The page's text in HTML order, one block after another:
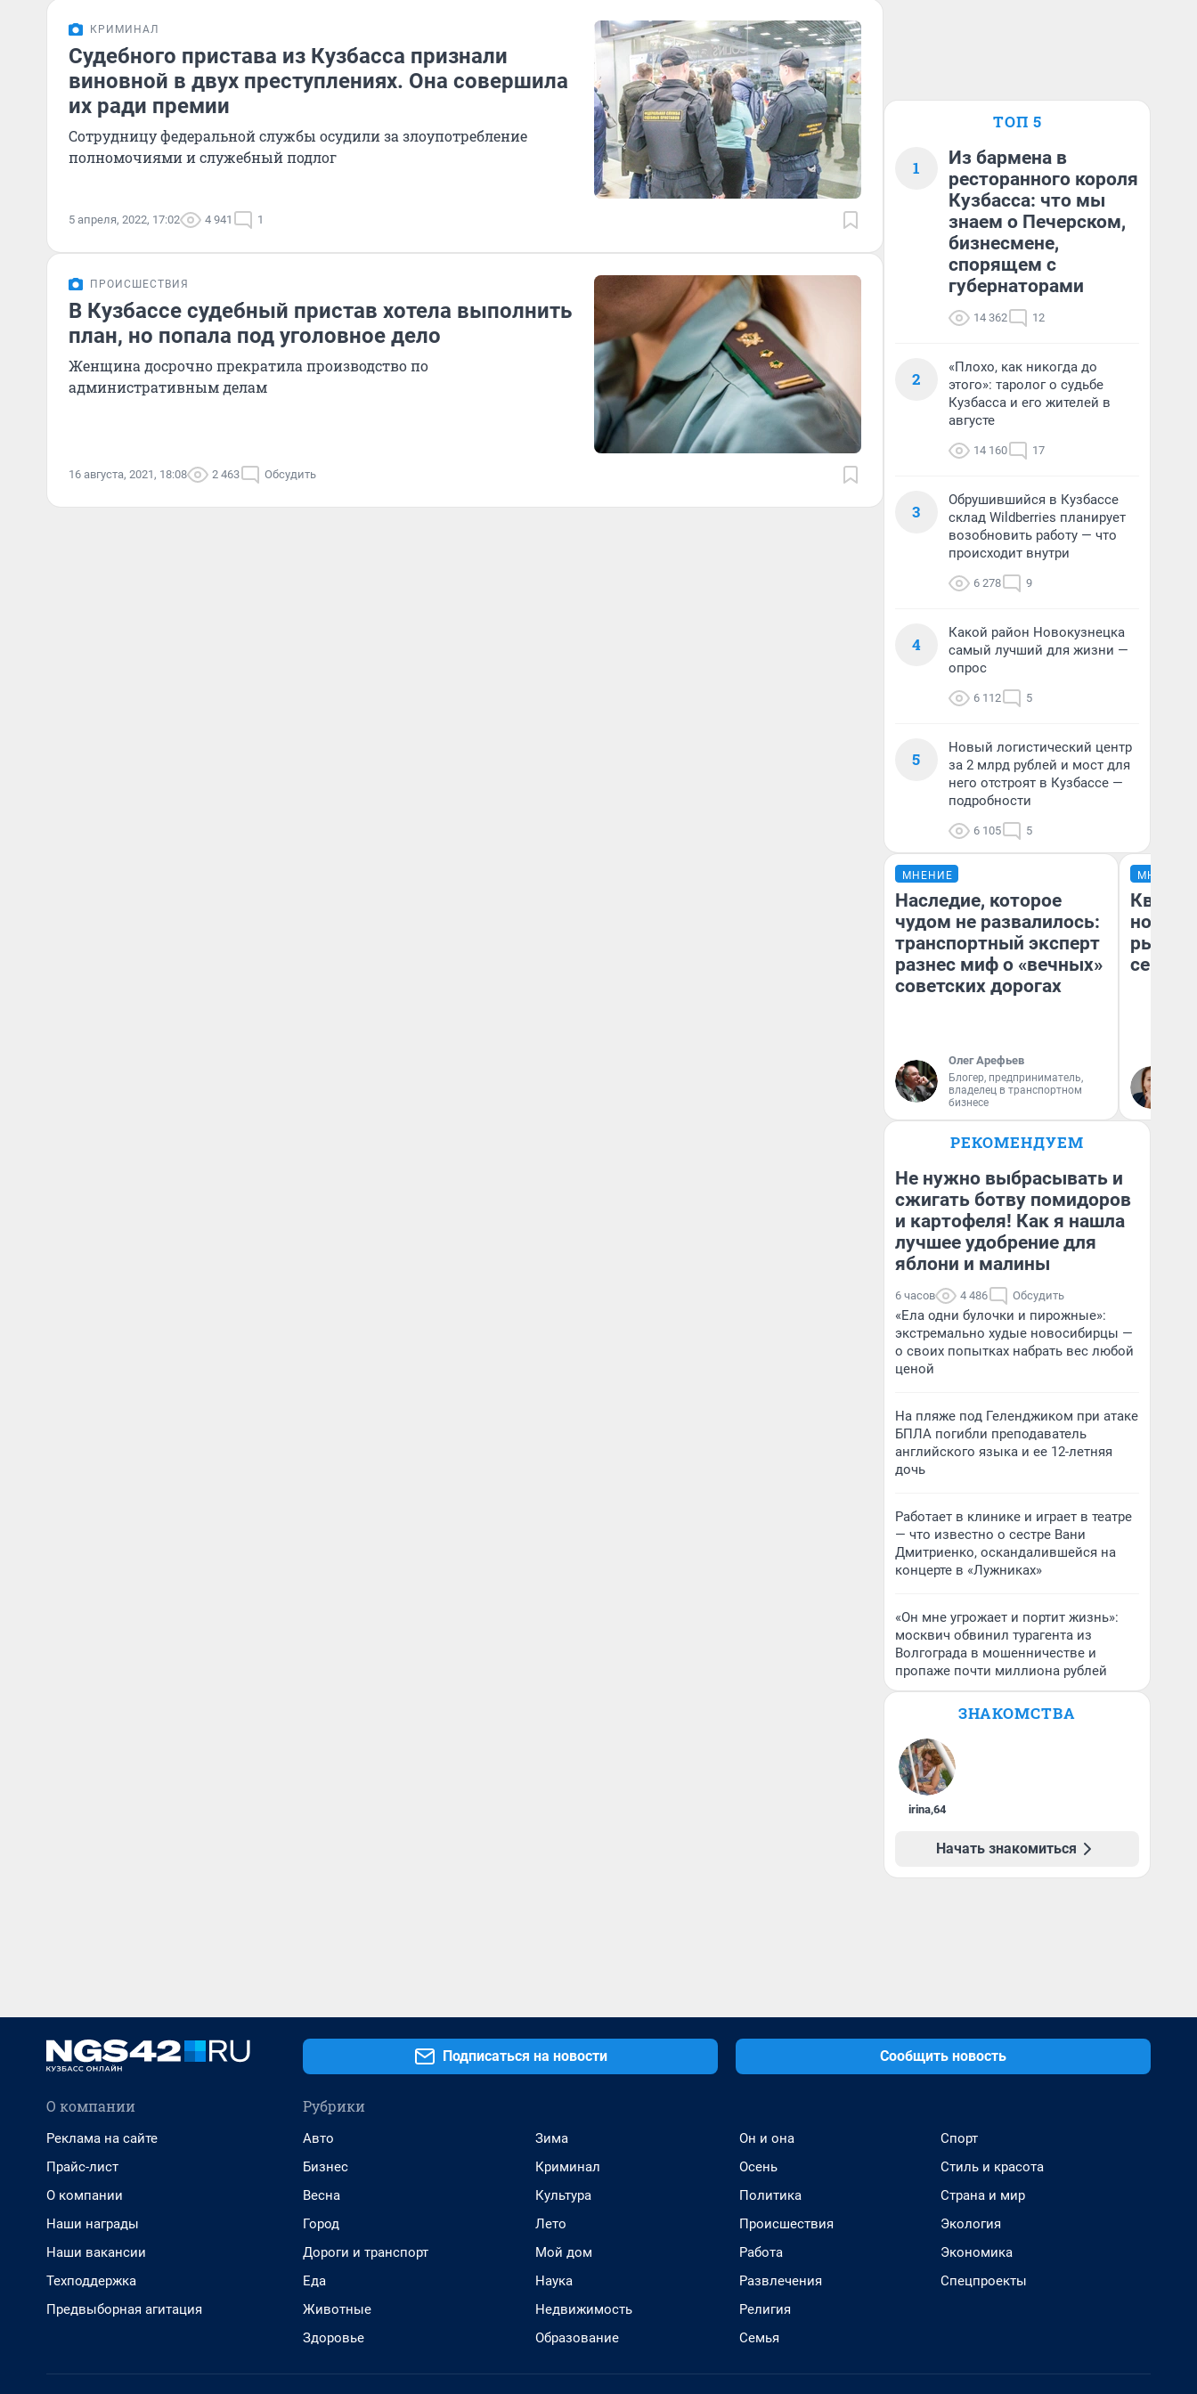
КРИМИНАЛ
Судебного пристава из Кузбасса признали
виновной в двух преступлениях. Она совершила
их ради премии
Сотрудницу федеральной службы осудили за злоупотребление
полномочиями и служебный подлог
5 апреля, 2022, 17:02 4 941 1
ПРОИСШЕСТВИЯ
В Кузбассе судебный пристав хотела выполнить
план, но попала под уголовное дело
Женщина досрочно прекратила производство по
административным делам
16 августа, 2021, 18:08 2 463 Обсудить
ТОП 5
1
Из бармена в
ресторанного короля
Кузбасса: что мы
знаем о Печерском,
бизнесмене,
спорящем с
губернаторами
14 362 12
2
«Плохо, как никогда до
этого»: таролог о судьбе
Кузбасса и его жителей в
августе
14 160 17
3
Обрушившийся в Кузбассе
склад Wildberries планирует
возобновить работу — что
происходит внутри
6 278 9
4
Какой район Новокузнецка
самый лучший для жизни —
опрос
6 112 5
5
Новый логистический центр
за 2 млрд рублей и мост для
него отстроят в Кузбассе —
подробности
6 105 5
МНЕНИЕ
Наследие, которое
чудом не развалилось:
транспортный эксперт
разнес миф о «вечных»
советских дорогах
Олег Арефьев
Блогер, предприниматель,
владелец в транспортном
бизнесе
МНЕНИЕ
но
рынок
РЕКОМЕНДУЕМ
Не нужно выбрасывать и
сжигать ботву помидоров
и картофеля! Как я нашла
лучшее удобрение для
яблони и малины
6 часов 4 486 Обсудить
«Ела одни булочки и пирожные»:
экстремально худые новосибирцы —
о своих попытках набрать вес любой
ценой
На пляже под Геленджиком при атаке
БПЛА погибли преподаватель
английского языка и ее 12-летняя
дочь
Работает в клинике и играет в театре
— что известно о сестре Вани
Дмитриенко, оскандалившейся на
концерте в «Лужниках»
«Он мне угрожает и портит жизнь»:
москвич обвинил турагента из
Волгограда в мошенничестве и
пропаже почти миллиона рублей
ЗНАКОМСТВА
irina,64
Начать знакомиться
Подписаться на новости Сообщить новость
О компании
Реклама на сайте
Прайс-лист
О компании
Наши награды
Наши вакансии
Техподдержка
Предвыборная агитация
Рубрики
Авто
Бизнес
Весна
Город
Дороги и транспорт
Еда
Животные
Здоровье
Зима
Криминал
Культура
Лето
Мой дом
Наука
Недвижимость
Образование
Он и она
Осень
Политика
Происшествия
Работа
Развлечения
Религия
Семья
Спорт
Стиль и красота
Страна и мир
Экология
Экономика
Спецпроекты